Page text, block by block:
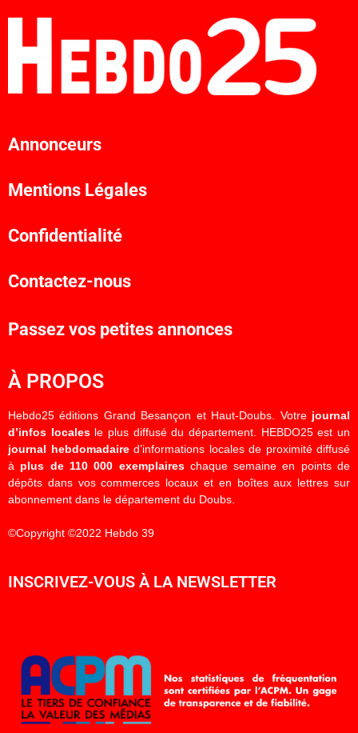
Annonceurs
Mentions Légales
Confidentialité
Contactez-nous
Passez vos petites annonces
À PROPOS
Hebdo25 éditions Grand Besançon et Haut-Doubs. Votre journal
d’infos localesle plus diffusé du département. HEBDO25 est un
journal hebdomadaired’informations locales de proximité diffusé
à plus de 110 000 exemplaireschaque semaine en points de
dépôts dans vos commerces locaux et en boîtes aux lettres sur
abonnement dans le département du Doubs.
©Copyright ©2022 Hebdo 39
INSCRIVEZ-VOUS À LA NEWSLETTER